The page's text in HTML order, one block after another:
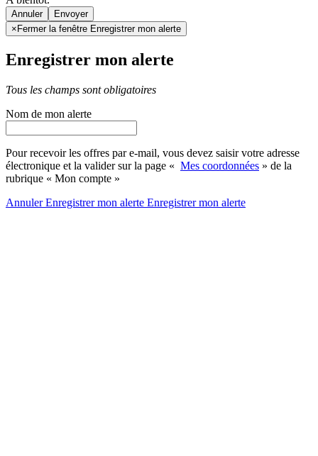
Annuler
× Fermer la fenêtre Enregistrer mon alerte
Enregistrer mon alerte
Tous les champs sont obligatoires
Nom de mon alerte
Pour recevoir les offres par e-mail, vous devez saisir votre adresse
électronique et la valider sur la page « Mes coordonnées » de la
rubrique « Mon compte »
AnnulerEnregistrer mon alerte Enregistrermon alerte